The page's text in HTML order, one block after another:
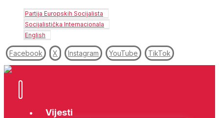
Partija Europskih Socijalista
Socijalistička Internacionala
English
Facebook X Instagram YouTube TikTok
Vijesti